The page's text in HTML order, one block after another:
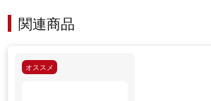
関連商品
オススメ